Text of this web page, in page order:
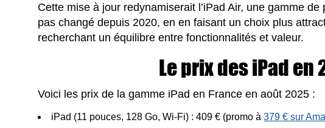
Cette mise à jour redynamiserait l’iPad Air, une gamme de
pas changé depuis 2020, en en faisant un choix plus
recherchant un équilibre entre fonctionnalités et valeur.
Le prix des iPad en
Voici les prix de la gamme iPad en France en août 2025 :
iPad (11 pouces, 128 Go, Wi-Fi) : 409 € (promo à379 € sur